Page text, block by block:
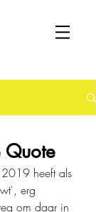
heeft als
erg
om daar in